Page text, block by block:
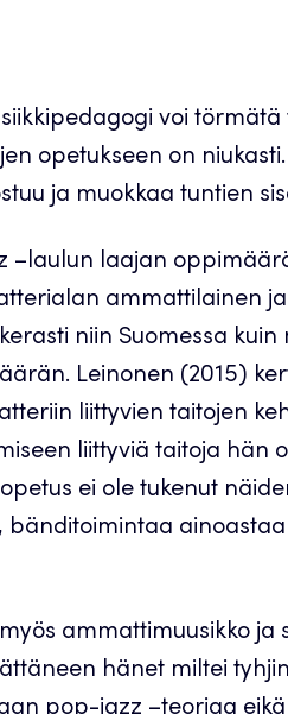
voi törmätä
opetukseen on
ja muokkaa tuntien
–laulun laajan
ammattilainen
niin Suomessa
Leinonen (2015)
liittyvien taitojen
liittyviä taitoja hän
ei ole tukenut
ammattimuusikko
hänet miltei
pop-jazz –teoriaa